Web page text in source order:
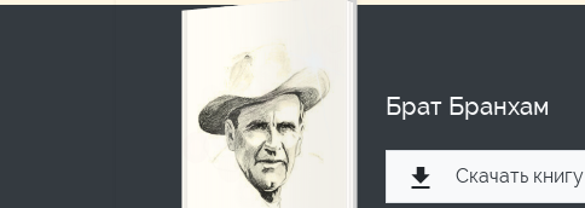
Брат Бранхам
Скачать книгу